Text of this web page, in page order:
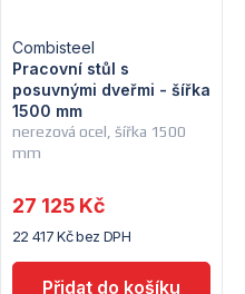
nerezová ocel, šířka 1500
mm
Pracovní stůl s
posuvnými dveřmi - šířka
1500 mm
Combisteel
22 417 Kč bez DPH
27 125 Kč